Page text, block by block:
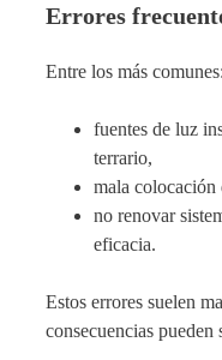
Errores
Entre los más comunes:
fuentes de luz
terrario,
mala colocación
no renovar
eficacia.
Estos errores suelen
consecuencias pueden